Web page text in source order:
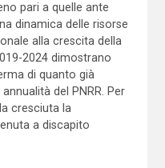
pari a quelle ante
dinamica delle risorse
alla crescita della
2024 dimostrano
di quanto già
del PNRR. Per
cresciuta la
a discapito